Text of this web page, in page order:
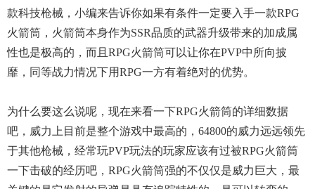
款科技枪械，小编来告诉你如果有条件一定要入手一款RPG
火箭筒，火箭筒本身作为SSR品质的武器升级带来的加成属
性也是极高的，而且RPG火箭筒可以让你在PVP中所向披
靡，同等战力情况下用RPG一方有着绝对的优势。
为什么要这么说呢，现在来看一下RPG火箭筒的详细数据
吧，威力上目前是整个游戏中最高的，64800的威力远远领先
于其他枪械，经常玩PVP玩法的玩家应该有过被RPG火箭筒
一下击破的经历吧，RPG火箭筒强的不仅仅是威力巨大，最